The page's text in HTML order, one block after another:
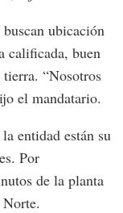
ubicación
calificada, buen
“Nosotros
el mandatario.
entidad están su
Por
de la planta